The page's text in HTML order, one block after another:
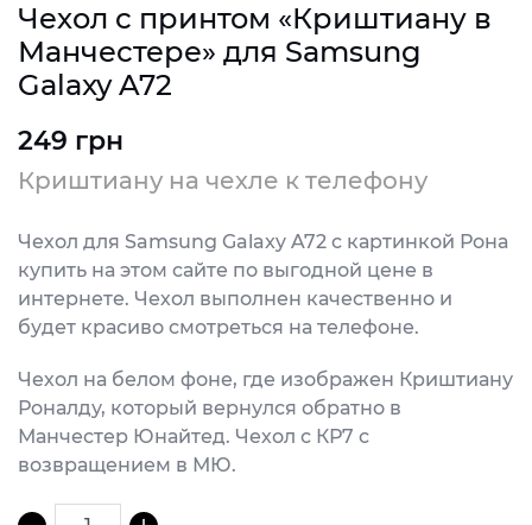
Чехол с принтом «Криштиану в
Манчестере» для Samsung
Galaxy A72
249 грн
Криштиану на чехле к телефону
Чехол для Samsung Galaxy A72 с картинкой Рона
купить на этом сайте по выгодной цене в
интернете. Чехол выполнен качественно и
будет красиво смотреться на телефоне.
Чехол на белом фоне, где изображен Криштиану
Роналду, который вернулся обратно в
Манчестер Юнайтед. Чехол с КР7 с
возвращением в МЮ.